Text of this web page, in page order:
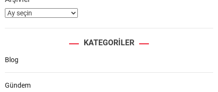
KATEGORILER
Blog
Gündem